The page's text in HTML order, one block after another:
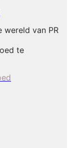
wereld van PR
te